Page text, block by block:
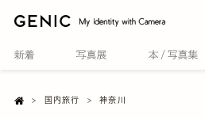
 国内旅行 神奈川